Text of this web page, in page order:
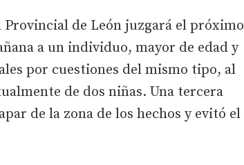
Provincial de León juzgará el próximo
a un individuo, mayor de edad y
por cuestiones del mismo tipo, al
de dos niñas. Una tercera
de la zona de los hechos y evitó el